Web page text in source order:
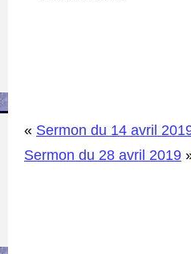
« Sermon du 14 avril
Sermon du 28 avril 2019